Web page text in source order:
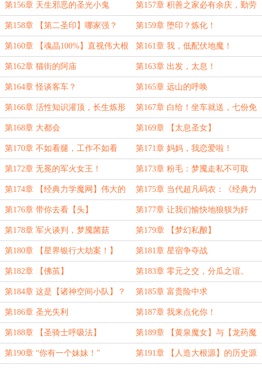
第156章 天生邪恶的圣光小鬼 第157章 积善之家必有余庆，勤劳
的袁师傅理当被世界善待！
第158章 【第二圣印】哪家强？ 第159章 堕印？炼化！
第160章 【魂晶100%】直视伟大根
源！
第161章 我，低配伏地魔！
第162章 猫街的阿庙 第163章 出发，太息！
第164章 怪谈客车？ 第165章 远山的呼唤
第166章 活性知识灌顶，长生炼形
大法
第167章 白给！坐车就送，七份免
费超凡传承
第168章 大都会 第169章 【太息圣女】
第170章 不如看腿，工作不如看
腿！
第171章 妈妈，我恋爱啦！
第172章 无冕的军火女王！ 第173章 粉毛：梦魇走私不可取
第174章 【经典力学魔网】伟大的
当代魔法复兴！
第175章 当代超凡码农：《经典力
学编程语言》
第176章 带你去看【头】 第177章 让我们愉快地狼狈为奸
吧！
第178章 军火谈判，梦魇菌菇 第179章 【梦幻私酿】
第180章 【星界银行大劫案！】 第181章 星宿争夺战
第182章 【佛茧】 第183章 零元之交，分瓜之谊。
第184章 这是【诸神空间小队】？ 第185章 富贵险中求
第186章 圣光失利 第187章 我来点化你！
第188章 【圣骑士呼吸法】 第189章 【黄泉魔女】与【龙药魔
狼】
第190章 “你有一个妹妹！” 第191章 【人造大根源】的历史源